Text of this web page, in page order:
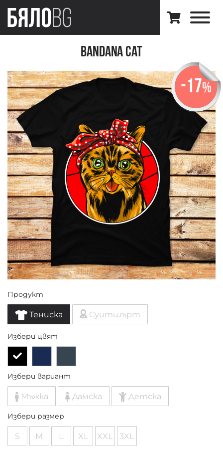
Bandana Cat
-17%
Продукт
Тениска Суитшърт
Избери цвят
Избери вариант
Мъжка Дамска Детска
Избери размер
S M L XL XXL 3XL